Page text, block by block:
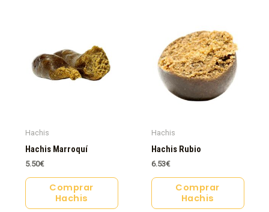
Hachis
Hachis Marroquí
5.50€
Comprar
Hachis
Hachis
Hachis Rubio
6.53€
Comprar
Hachis